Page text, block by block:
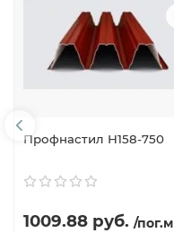
Профнастил Н158-750
1009.88 руб. /пог.м